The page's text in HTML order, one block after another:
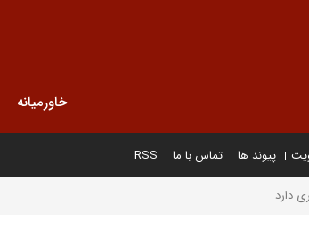
خاورمیانه
پیوند ها تماس با ما RSS
دارد